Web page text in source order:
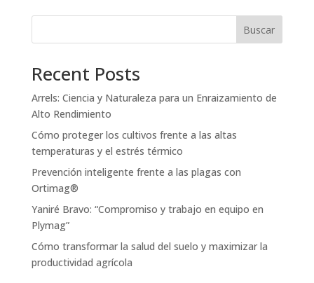
Buscar
Recent Posts
Arrels: Ciencia y Naturaleza para un Enraizamiento de
Alto Rendimiento
Cómo proteger los cultivos frente a las altas
temperaturas y el estrés térmico
Prevención inteligente frente a las plagas con
Ortimag®
Yaniré Bravo: “Compromiso y trabajo en equipo en
Plymag”
Cómo transformar la salud del suelo y maximizar la
productividad agrícola